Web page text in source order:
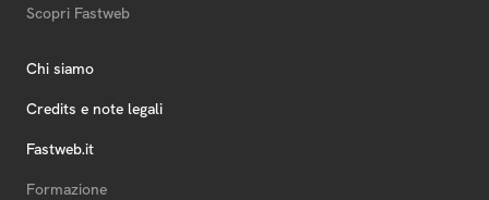
Scopri Fastweb
Chi siamo
Credits e note legali
Fastweb.it
Formazione